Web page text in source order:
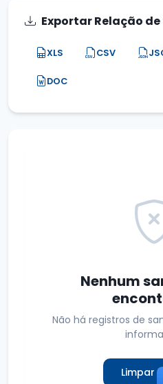
Exportar Relação
XLS CSV
DOC
Nenhum
Não há registros de
Limpar